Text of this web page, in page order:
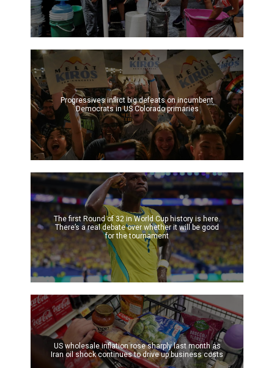
Progressives inflict big defeats on incumbent
Democrats in US Colorado primaries
The first Round of 32 in World Cup history is here.
There’s a real debate over whether it will be good
for the tournament
US wholesale inflation rose sharply last month as
Iran oil shock continues to drive up business costs